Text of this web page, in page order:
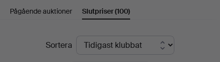
1600-talet och framåt. Allt ifrån en brännvinssked från
Wiwen Nilsson.
Pågående auktioner Slutpriser(100)
SlutpriserSortera